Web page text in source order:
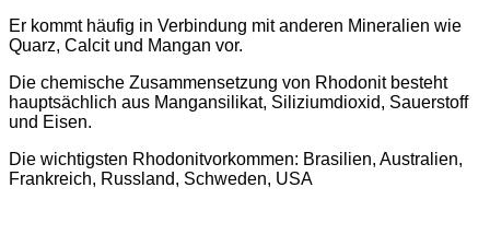
Er kommt häufig in Verbindung mit anderen Mineralien wie
Quarz, Calcit und Mangan vor.
Die chemische Zusammensetzung von Rhodonit besteht
hauptsächlich aus Mangansilikat, Siliziumdioxid, Sauerstoff
und Eisen.
Die wichtigsten Rhodonitvorkommen: Brasilien, Australien,
Frankreich, Russland, Schweden, USA